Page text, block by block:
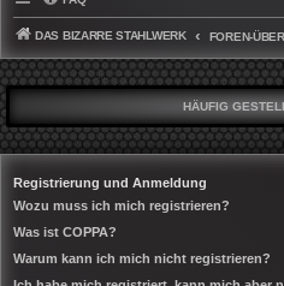
DAS BIZARRE STAHLWERK FOREN-
HÄUFIG
Registrierung und Anmeldung
Wozu muss ich mich registrieren?
Was ist COPPA?
Warum kann ich mich nicht registrieren?